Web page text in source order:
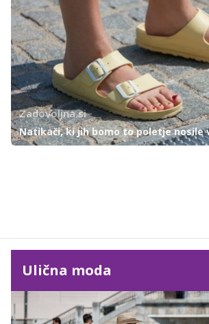
Zadovoljna.si
Natikači, ki jih bomo to poletje nosile
Ulična moda